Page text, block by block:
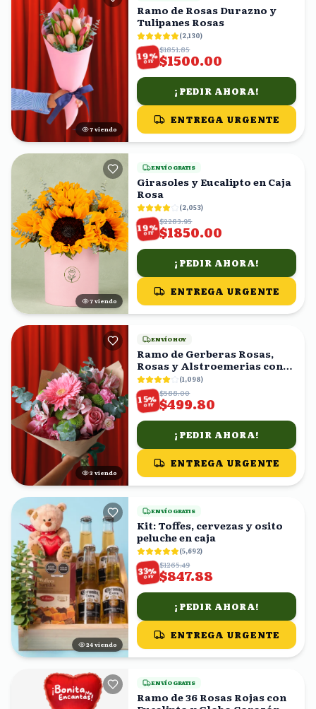
7 viendo
Ramo de Rosas Durazno y
Tulipanes Rosas
(2,130)
19%
OFF
$1851.85
$1500.00
¡PEDIR AHORA!
ENTREGA URGENTE
8 viendo
ENVÍO GRATIS
Girasoles y Eucalipto en Caja
Rosa
(2,053)
19%
OFF
$2283.95
$1850.00
¡PEDIR AHORA!
ENTREGA URGENTE
3 viendo
ENVÍO HOY
Ramo de Gerberas Rosas,
Rosas y Alstroemerias con
Eucalipto
(1,098)
15%
OFF
$588.00
$499.80
¡PEDIR AHORA!
ENTREGA URGENTE
23 viendo
ENVÍO GRATIS
Kit: Toffes, cervezas y osito
peluche en caja
(5,692)
33%
OFF
$1265.49
$847.88
¡PEDIR AHORA!
ENTREGA URGENTE
ENVÍO GRATIS
Ramo de 36 Rosas Rojas con